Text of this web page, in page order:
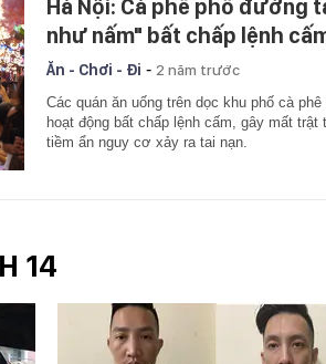
Hà Nội: Cà phê phố đường
như nấm" bất chấp lệnh
Ăn - Chơi - Đi - 2 năm trước
Các quán ăn uống trên dọc khu phố cà
hoạt động bất chấp lệnh cấm, gây mất
tiềm ẩn nguy cơ xảy ra tai nạn.
14